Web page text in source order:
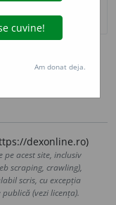
dexonline.ro)
acest site, inclusiv
scraping, crawling),
scris, cu excepția
(vezi licența).
Am donat deja.